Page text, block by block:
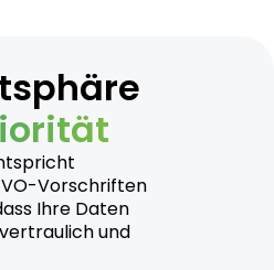
Vorschriften
Ihre Daten
und